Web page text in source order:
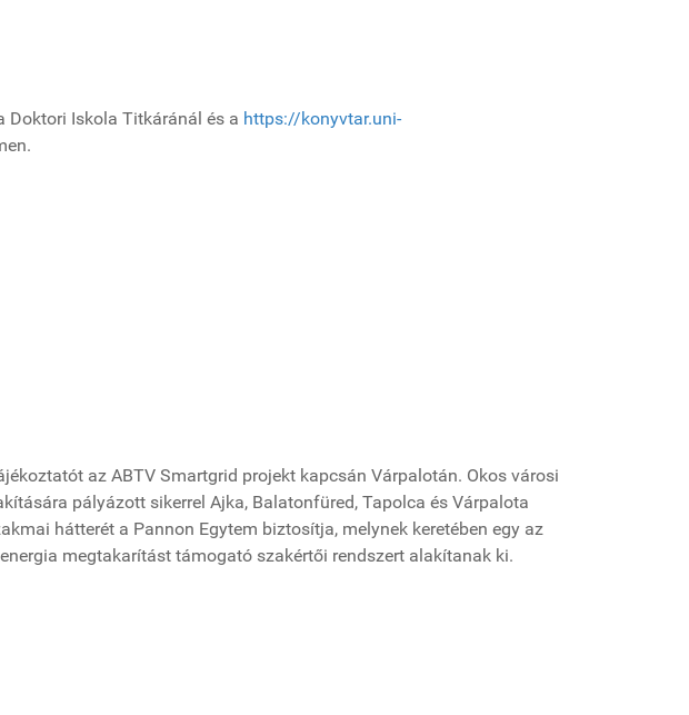
Doktori Iskola Titkáránál és a https://konyvtar.uni-
az ABTV Smartgrid projekt kapcsán Várpalotán. Okos városi
pályázott sikerrel Ajka, Balatonfüred, Tapolca és Várpalota
hátterét a Pannon Egytem biztosítja, melynek keretében egy az
megtakarítást támogató szakértői rendszert alakítanak ki.